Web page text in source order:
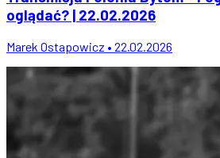
oglądać? | 22.02.2026
Marek Ostapowicz • 22.02.2026